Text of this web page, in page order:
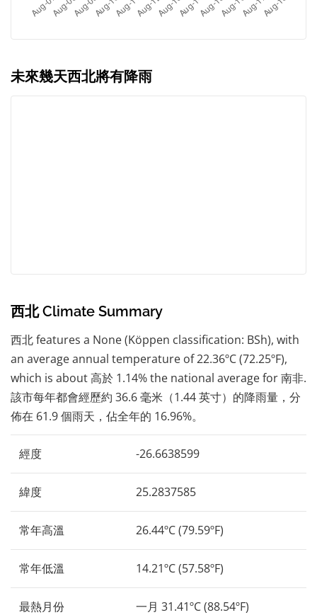
未來幾天西北將有降雨
西北 Climate Summary
西北 features a None (Köppen classification: BSh), with
an average annual temperature of 22.36ºC (72.25ºF),
which is about 高於 1.14% the national average for 南非.
該市每年都會經歷約 36.6 毫米（1.44 英寸）的降雨量，分
佈在 61.9 個雨天，佔全年的 16.96%。
經度 -26.6638599
緯度 25.2837585
常年高溫 26.44ºC (79.59ºF)
常年低溫 14.21ºC (57.58ºF)
最熱月份 一月 31.41ºC (88.54ºF)